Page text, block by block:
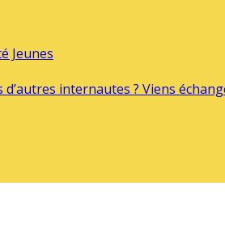
Jeunes
internautes ? Viens